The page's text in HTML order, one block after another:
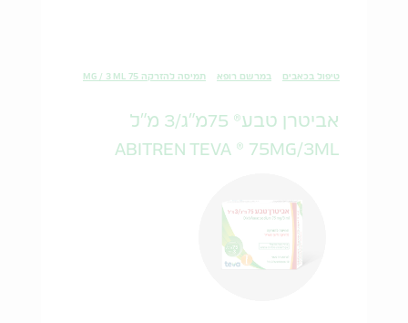
טיפול בכאבים במרשם רופא תמיסה להזרקה 75 MG / 3 ML
אביטרן טבע® 75מ"ג/3 מ"ל
ABITREN TEVA ® 75MG/3ML